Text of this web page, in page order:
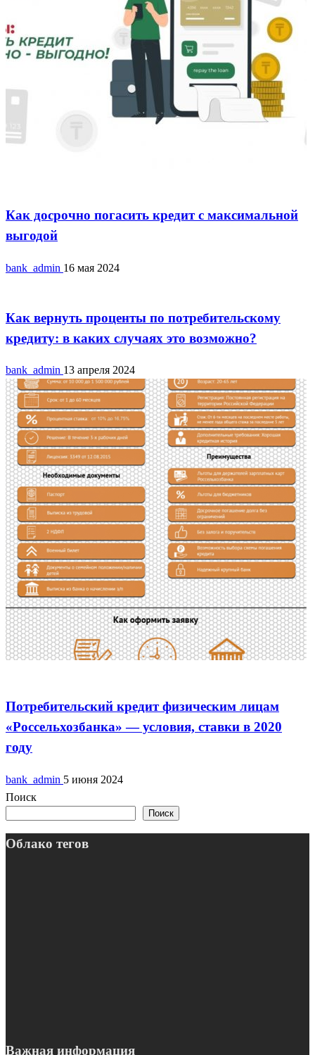
Как досрочно погасить кредит с максимальной
выгодой
bank_admin 16 мая 2024
Как вернуть проценты по потребительскому
кредиту: в каких случаях это возможно?
bank_admin 13 апреля 2024
Потребительский кредит физическим лицам
«Россельхозбанка» — условия, ставки в 2020
году
bank_admin 5 июня 2024
Поиск
Поиск
Облако тегов
Важная информация